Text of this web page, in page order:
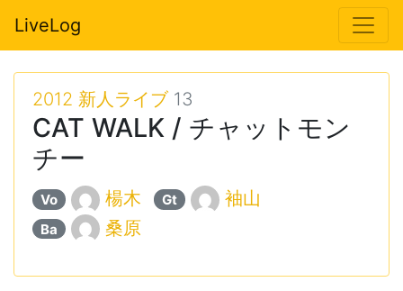
LiveLog
2012 新人ライブ13
CAT WALK / チャットモン
チー
Vo 楊木 Gt 袖山
Ba 桑原